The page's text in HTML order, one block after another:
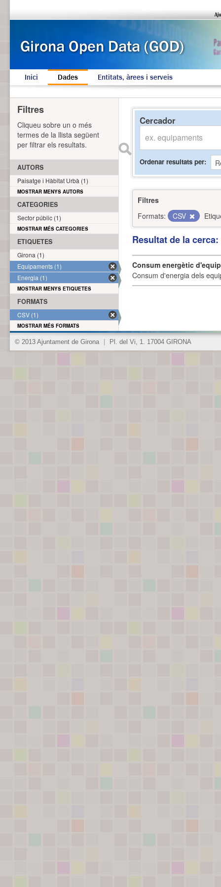
Inici Dades Entitats, àrees i serveis
Cercador
Ordenar resultats per
Filtres
Formats:
CSV
Resultat de la
Consum energètic
Consum d'energia dels
Filtres
Cliqueu sobre un o més
termes de la llista següent
per filtrar els resultats.
AUTORS
Paisatge i Hàbitat Urbà (1)
MOSTRAR MENYS AUTORS
CATEGORIES
Sector públic (1)
MOSTRAR MÉS CATEGORIES
ETIQUETES
Girona (1)
Equipaments (1)
Energia (1)
MOSTRAR MENYS ETIQUETES
FORMATS
CSV (1)
MOSTRAR MÉS FORMATS
© 2013 Ajuntament de Girona Pl. del Vi, 1. 17004 GIRONA